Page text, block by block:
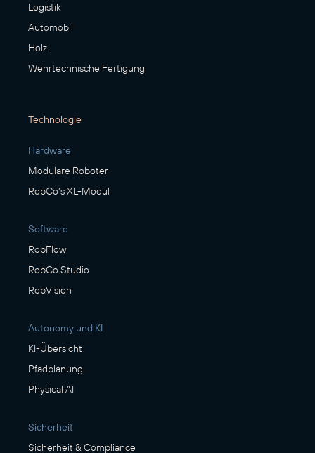
Logistik
Automobil
Holz
Wehrtechnische Fertigung
Technologie
Hardware
Modulare Roboter
RobCo's XL-Modul
Software
RobFlow
RobCo Studio
RobVision
Autonomy und KI
KI-Übersicht
Pfadplanung
Physical AI
Sicherheit
Sicherheit & Compliance